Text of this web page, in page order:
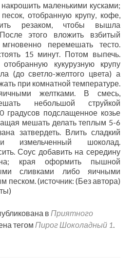
маленькими кусками;
отобранную крупу, кофе,
резаком, чтобы вышла
этого вложить взбитый
перемешать тесто.
15 минут. Потом выпечь.
кукурузную крупу
(до светло-желтого цвета) а
при комнатной температуре.
желтками. В смесь,
небольшой струйкой
градусов подслащенное козье
мешать делать теплым 5-6
затвердеть. Влить сладкий
и измельченный шоколад.
Соус добавить на середину
края оформить пышной
сливками либо яичными
песком. (источник: (Без автора)
в Приятного
тегом Пирог Шоколадный 1.